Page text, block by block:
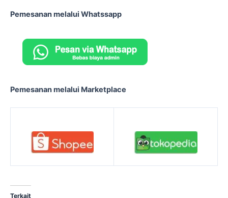
Pemesanan melalui Whatssapp
Pemesanan melalui Marketplace
Terkait